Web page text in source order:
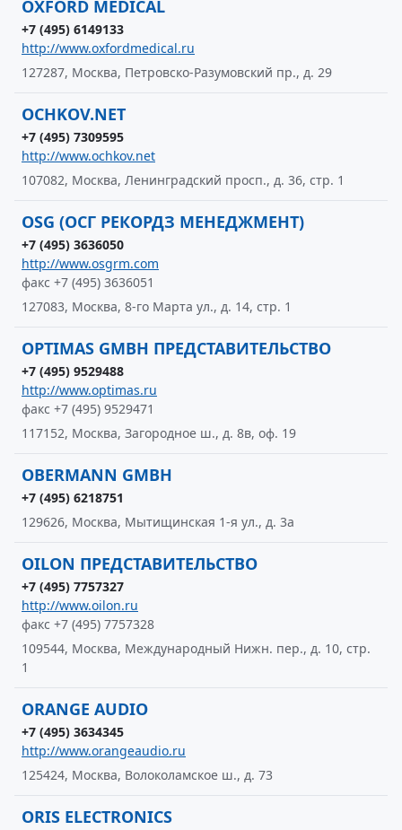
OXFORD MEDICAL
+7 (495) 6149133
http://www.oxfordmedical.ru
127287, Москва, Петровско-Разумовский пр., д. 29
OCHKOV.NET
+7 (495) 7309595
http://www.ochkov.net
107082, Москва, Ленинградский просп., д. 36, стр. 1
OSG (ОСГ РЕКОРДЗ МЕНЕДЖМЕНТ)
+7 (495) 3636050
http://www.osgrm.com
факс +7 (495) 3636051
127083, Москва, 8-го Марта ул., д. 14, стр. 1
OPTIMAS GMBH ПРЕДСТАВИТЕЛЬСТВО
+7 (495) 9529488
http://www.optimas.ru
факс +7 (495) 9529471
117152, Москва, Загородное ш., д. 8в, оф. 19
OBERMANN GMBH
+7 (495) 6218751
129626, Москва, Мытищинская 1-я ул., д. 3а
OILON ПРЕДСТАВИТЕЛЬСТВО
+7 (495) 7757327
http://www.oilon.ru
факс +7 (495) 7757328
109544, Москва, Международный Нижн. пер., д. 10, стр.
1
ORANGE AUDIO
+7 (495) 3634345
http://www.orangeaudio.ru
125424, Москва, Волоколамское ш., д. 73
ORIS ELECTRONICS